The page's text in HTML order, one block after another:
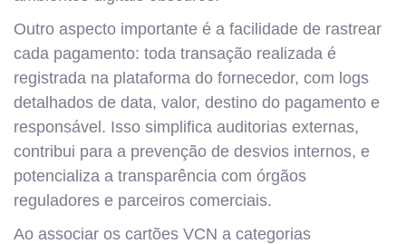
Outro aspecto importante é a facilidade de rastrear
cada pagamento: toda transação realizada é
registrada na plataforma do fornecedor, com logs
detalhados de data, valor, destino do pagamento e
responsável. Isso simplifica auditorias externas,
contribui para a prevenção de desvios internos, e
potencializa a transparência com órgãos
reguladores e parceiros comerciais.
Ao associar os cartões VCN a categorias